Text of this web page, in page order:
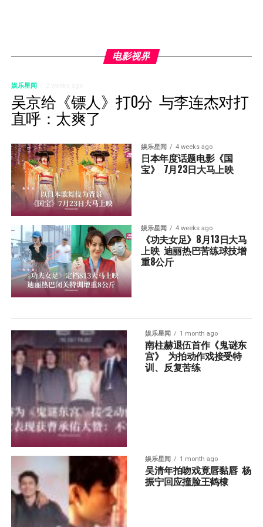
电影视界
娱乐星闻
吴京给《镖人》打0分  与李连杰对打
直呼：太爽了
娱乐星闻 4 weeks ago
日本年度话题电影《国
宝》  7月23日大马上映
娱乐星闻 4 weeks ago
《功夫女足》8月13日大马
上映  迪丽热巴苦练球技增
重8公斤
娱乐星闻 1 month ago
南柱赫退伍首作《鬼谜东
宫》  为拍动作戏接受特
训、反复苦练
娱乐星闻 1 month ago
吴清年拍吻戏竟唇黏唇  杨
振宁回应撞脸王鹤棣